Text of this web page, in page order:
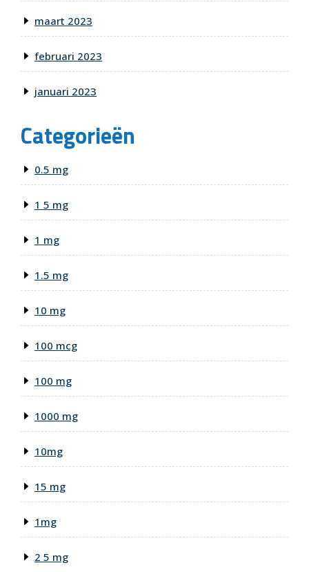
maart 2023
februari 2023
januari 2023
Categorieën
0.5 mg
1 5 mg
1 mg
1.5 mg
10 mg
100 mcg
100 mg
1000 mg
10mg
15 mg
1mg
2 5 mg